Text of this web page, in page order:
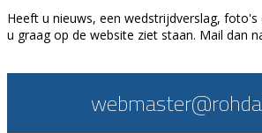
Heeft u nieuws, een wedstrijdverslag,
u graag op de website ziet staan. Mail dan